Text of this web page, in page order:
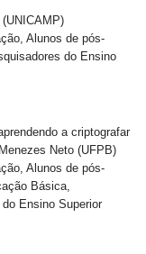
Alunos de pós-
do Ensino
a criptografar
Neto (UFPB)
Alunos de pós-
Básica,
Ensino Superior